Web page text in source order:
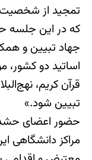
تمجید از شخصیت
که در این جلسه
جهاد تبیین و
اساتید دو کشور،
قرآن کریم،
تبیین شود.»
حضور اعضای
مراکز دانشگاهی